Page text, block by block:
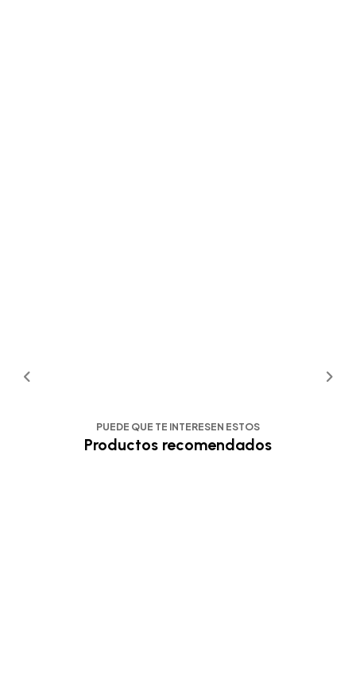
PUEDE QUE TE INTERESEN ESTOS
Productos recomendados